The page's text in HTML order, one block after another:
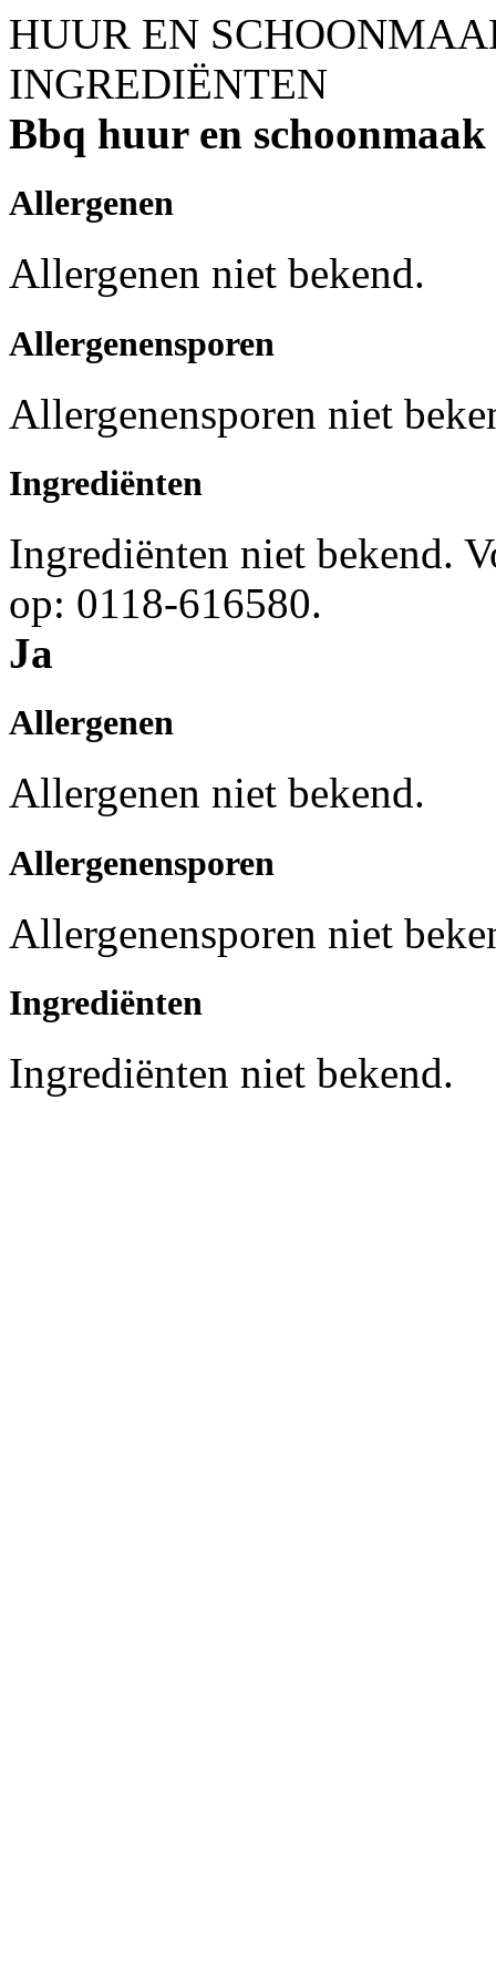
HUUR EN
INGREDIËNTEN
Bbq huur en schoonmaak
Allergenen
Allergenen niet bekend.
Allergenensporen
Allergenensporen niet
Ingrediënten
Ingrediënten niet bekend.
op: 0118-616580.
Ja
Allergenen
Allergenen niet bekend.
Allergenensporen
Allergenensporen niet
Ingrediënten
Ingrediënten niet bekend.